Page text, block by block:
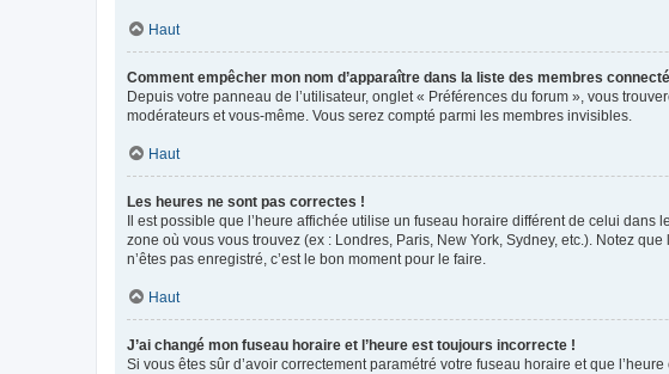
Haut
Comment empêcher mon nom d’apparaître dans la liste des membres
Depuis votre panneau de l’utilisateur, onglet « Préférences du forum », vous
modérateurs et vous-même. Vous serez compté parmi les membres invisibles.
Haut
Les heures ne sont pas correctes !
Il est possible que l’heure affichée utilise un fuseau horaire différent de celui dans
zone où vous vous trouvez (ex : Londres, Paris, New York, Sydney, etc.). Notez
n’êtes pas enregistré, c’est le bon moment pour le faire.
Haut
J’ai changé mon fuseau horaire et l’heure est toujours incorrecte !
Si vous êtes sûr d’avoir correctement paramétré votre fuseau horaire et que